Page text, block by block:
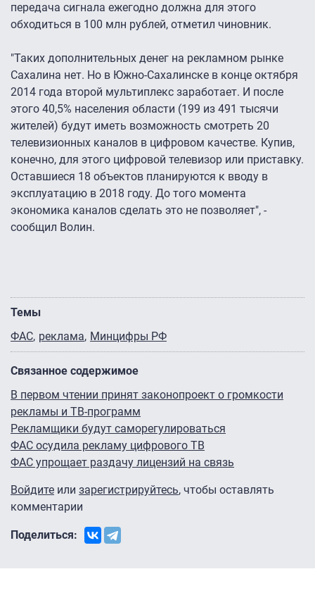
передача сигнала ежегодно должна для этого
обходиться в 100 млн рублей, отметил чиновник.
"Таких дополнительных денег на рекламном рынке
Сахалина нет. Но в Южно-Сахалинске в конце октября
2014 года второй мультиплекс заработает. И после
этого 40,5% населения области (199 из 491 тысячи
жителей) будут иметь возможность смотреть 20
телевизионных каналов в цифровом качестве. Купив,
конечно, для этого цифровой телевизор или приставку.
Оставшиеся 18 объектов планируются к вводу в
эксплуатацию в 2018 году. До того момента
экономика каналов сделать это не позволяет", -
сообщил Волин.
Темы
ФАС реклама Минцифры РФ
Связанное содержимое
В первом чтении принят законопроект о громкости
рекламы и ТВ-программ
Рекламщики будут саморегулироваться
ФАС осудила рекламу цифрового ТВ
ФАС упрощает раздачу лицензий на связь
Войдите или зарегистрируйтесь, чтобы оставлять
комментарии
Поделиться: